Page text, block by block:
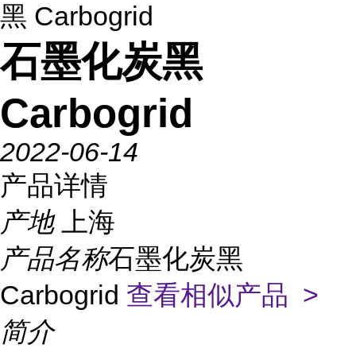
黑 Carbogrid
石墨化炭黑
Carbogrid
2022-06-14
产品详情
产地
上海
产品名称石墨化炭黑
Carbogrid 查看相似产品 >
简介